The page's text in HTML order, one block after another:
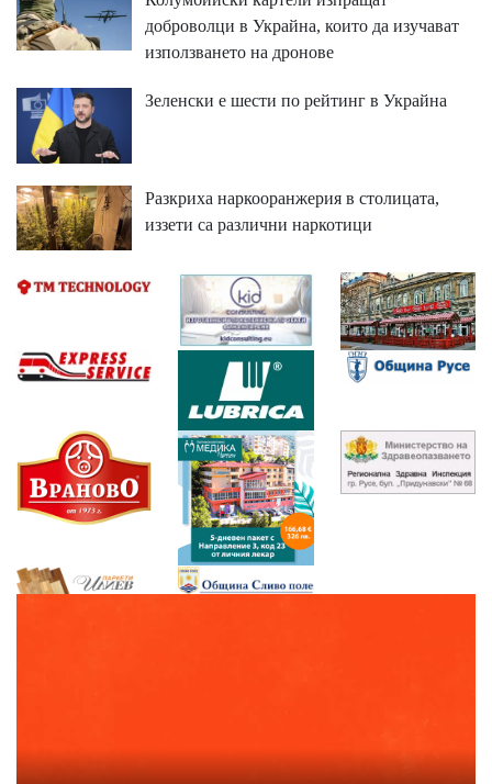
доброволци в Украйна, които да изучават
използването на дронове
Зеленски е шести по рейтинг в Украйна
Разкриха наркооранжерия в столицата,
иззети са различни наркотици